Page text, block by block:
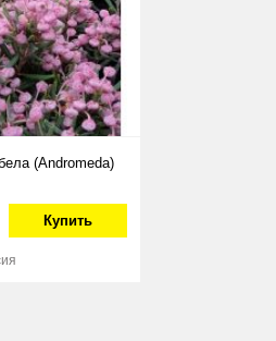
(Andromeda)
Купить